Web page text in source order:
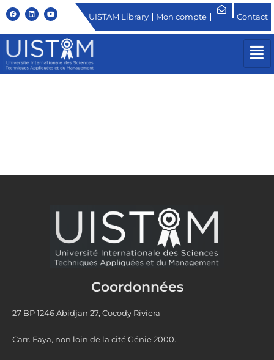
UISTAM Library Mon compte Contact
Coordonnées
27 BP 1246 Abidjan 27, Cocody Riviera
Carr. Faya, non loin de la cité Génie 2000.